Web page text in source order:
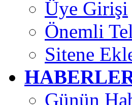
Üye Girişi
Önemli
Sitene
Günün